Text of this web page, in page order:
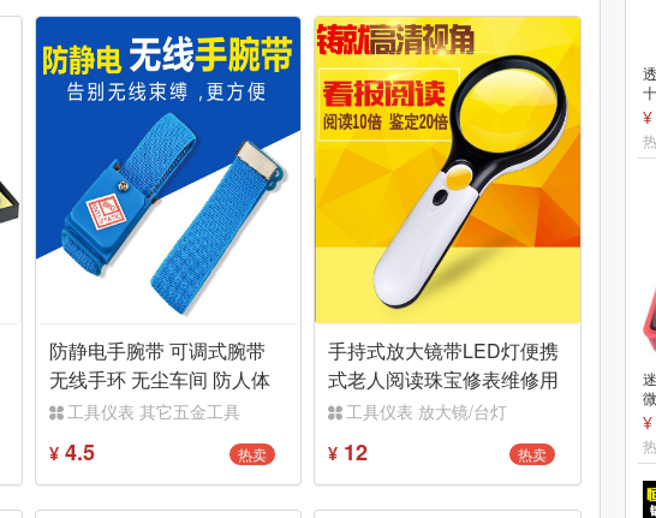
防静电手腕带 可调式腕带
无线手环 无尘车间 防人体
静电手腕带
工具仪表 其它五金工具
¥4.5 热卖
手持式放大镜带LED灯便携
式老人阅读珠宝修表维修用
高清10/20倍
工具仪表 放大镜/台灯
¥ 12 热卖
Y
¥